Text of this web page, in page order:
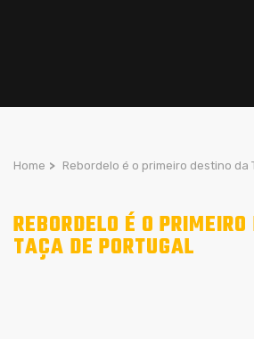
Home > Rebordelo é o primeiro destino da
REBORDELO É O
TAÇA DE PORTUGAL